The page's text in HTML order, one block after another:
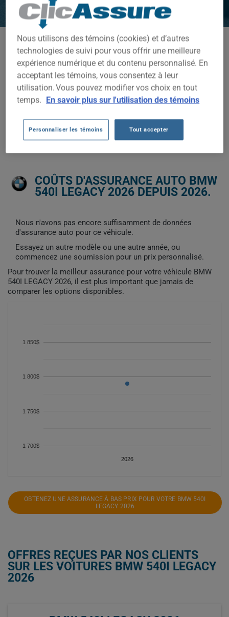
ASSURANCE AUTO
540I LEGACY
Année
2026
TOUTES LES VILLES
COÛTS D'ASSURANCE AUTO BMW
540I LEGACY 2026 DEPUIS 2026.
Nous n'avons pas encore suffisamment de données
d'assurance auto pour ce véhicule.
Essayez un autre modèle ou une autre année, ou
commencez une soumission pour un prix personnalisé.
Pour trouver la meilleur assurance pour votre véhicule BMW
540I LEGACY 2026, il est plus important que jamais de
comparer les options disponibles.
2026
1 700$
1 750$
1 800$
1 850$
OBTENEZ UNE ASSURANCE À BAS PRIX POUR VOTRE BMW 540I
LEGACY 2026
OFFRES REÇUES PAR NOS CLIENTS
SUR LES VOITURES BMW 540I LEGACY
2026
Nous utilisons des témoins (cookies) et d’autres
technologies de suivi pour vous offrir une meilleure
expérience numérique et du contenu personnalisé. En
acceptant les témoins, vous consentez à leur
utilisation. Vous pouvez modifier vos choix en tout
temps. En savoir plus sur l'utilisation des témoins
Personnaliser les témoins Tout accepter